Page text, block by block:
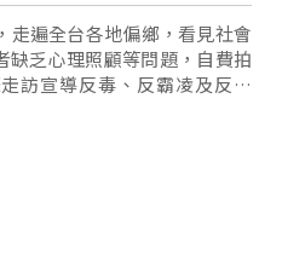
走遍全台各地偏鄉，看見社會
缺乏心理照顧等問題，自費拍
訪宣導反毒、反霸凌及反詐
領一群演藝人員在Wah！幾
吸引了不少族人特地前往參